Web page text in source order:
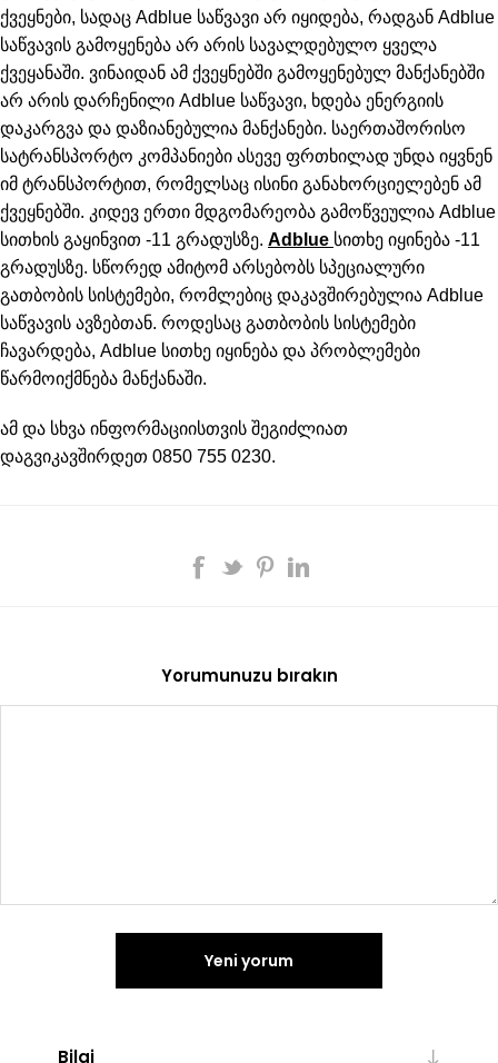
ქვეყნები, სადაც Adblue საწვავი არ იყიდება, რადგან Adblue
საწვავის გამოყენება არ არის სავალდებულო ყველა
ქვეყანაში. ვინაიდან ამ ქვეყნებში გამოყენებულ მანქანებში
არ არის დარჩენილი Adblue საწვავი, ხდება ენერგიის
დაკარგვა და დაზიანებულია მანქანები. საერთაშორისო
სატრანსპორტო კომპანიები ასევე ფრთხილად უნდა იყვნენ
იმ ტრანსპორტით, რომელსაც ისინი განახორციელებენ ამ
ქვეყნებში. კიდევ ერთი მდგომარეობა გამოწვეულია Adblue
სითხის გაყინვით -11 გრადუსზე. Adblue სითხე იყინება -11
გრადუსზე. სწორედ ამიტომ არსებობს სპეციალური
გათბობის სისტემები, რომლებიც დაკავშირებულია Adblue
საწვავის ავზებთან. როდესაც გათბობის სისტემები
ჩავარდება, Adblue სითხე იყინება და პრობლემები
წარმოიქმნება მანქანაში.
ამ და სხვა ინფორმაციისთვის შეგიძლიათ
დაგვიკავშირდეთ 0850 755 0230.
Yorumunuzu bırakın
Yeni yorum
Bilgi